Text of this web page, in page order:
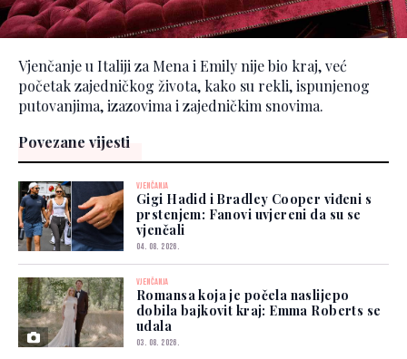
Vjenčanje u Italiji za Mena i Emily nije bio kraj, već
početak zajedničkog života, kako su rekli, ispunjenog
putovanjima, izazovima i zajedničkim snovima.
Povezane vijesti
VJENČANJA
Gigi Hadid i Bradley Cooper viđeni s
prstenjem: Fanovi uvjereni da su se
vjenčali
04. 08. 2026.
VJENČANJA
Romansa koja je počela naslijepo
dobila bajkovit kraj: Emma Roberts se
udala
03. 08. 2026.